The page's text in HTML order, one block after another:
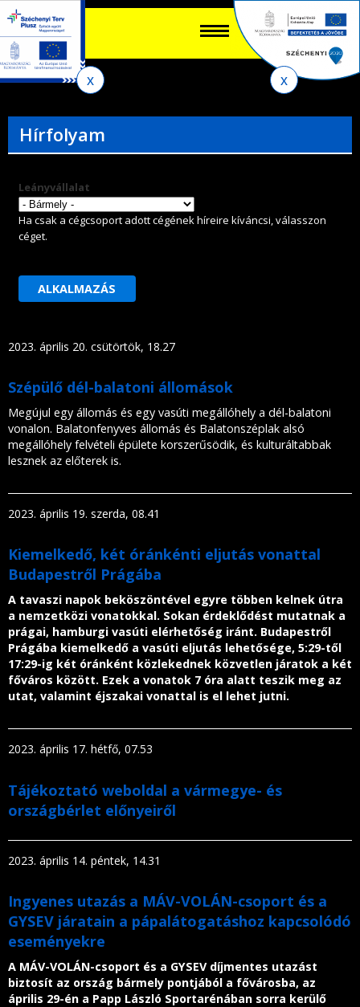
almenühöz
tartalomra
oldaltérképre
EN HU
űrlap
Hírfolyam
Leányvállalat
Ha csak a cégcsoport adott cégének híreire kíváncsi, válasszon
céget.
2023. április 20. csütörtök, 18.27
Szépülő dél-balatoni állomások
Megújul egy állomás és egy vasúti megállóhely a dél-balatoni
vonalon. Balatonfenyves állomás és Balatonszéplak alsó
megállóhely felvételi épülete korszerűsödik, és kulturáltabbak
lesznek az előterek is.
2023. április 19. szerda, 08.41
Kiemelkedő, két óránkénti eljutás vonattal
Budapestről Prágába
A tavaszi napok beköszöntével egyre többen kelnek útra
a nemzetközi vonatokkal. Sokan érdeklődést mutatnak a
prágai, hamburgi vasúti elérhetőség iránt. Budapestről
Prágába kiemelkedő a vasúti eljutás lehetősége, 5:29-től
17:29-ig két óránként közlekednek közvetlen járatok a két
főváros között. Ezek a vonatok 7 óra alatt teszik meg az
utat, valamint éjszakai vonattal is el lehet jutni.
2023. április 17. hétfő, 07.53
Tájékoztató weboldal a vármegye- és
országbérlet előnyeiről
2023. április 14. péntek, 14.31
Ingyenes utazás a MÁV-VOLÁN-csoport és a
GYSEV járatain a pápalátogatáshoz kapcsolódó
eseményekre
A MÁV-VOLÁN-csoport és a GYSEV díjmentes utazást
biztosít az ország bármely pontjából a fővárosba, az
április 29-én a Papp László Sportarénában sorra kerülő